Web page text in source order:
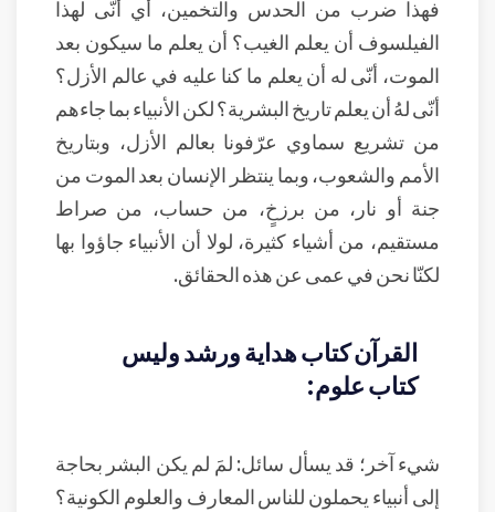
فهذا ضرب من الحدس والتخمين، أي أنّى لهذا
الفيلسوف أن يعلم الغيب؟ أن يعلم ما سيكون بعد
الموت، أنّى له أن يعلم ما كنا عليه في عالم الأزل؟
أنّى لهُ أن يعلم تاريخ البشرية؟ لكن الأنبياء بما جاءهم
من تشريع سماوي عرّفونا بعالم الأزل، وبتاريخ
الأمم والشعوب، وبما ينتظر الإنسان بعد الموت من
جنة أو نار، من برزخٍ، من حساب، من صراط
مستقيم، من أشياء كثيرة، لولا أن الأنبياء جاؤوا بها
لكنّا نحن في عمى عن هذه الحقائق.
القرآن كتاب هداية ورشد وليس
كتاب علوم:
شيء آخر؛ قد يسأل سائل: لمَ لم يكن البشر بحاجة
إلى أنبياء يحملون للناس المعارف والعلوم الكونية؟